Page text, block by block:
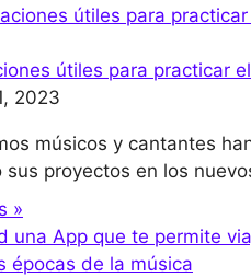
útiles para practicar
2023
músicos y cantantes
sus proyectos en los
»